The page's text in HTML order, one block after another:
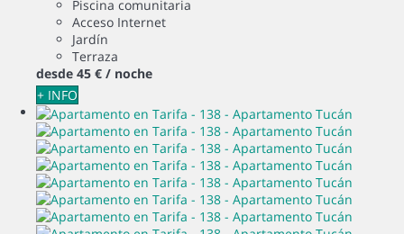
Piscina comunitaria
Acceso Internet
Jardín
Terraza
desde 45 € / noche
+ INFO